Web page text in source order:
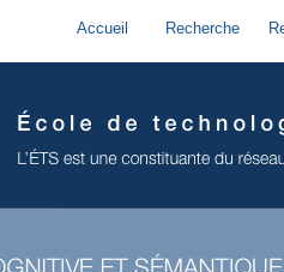
Accueil Recherche